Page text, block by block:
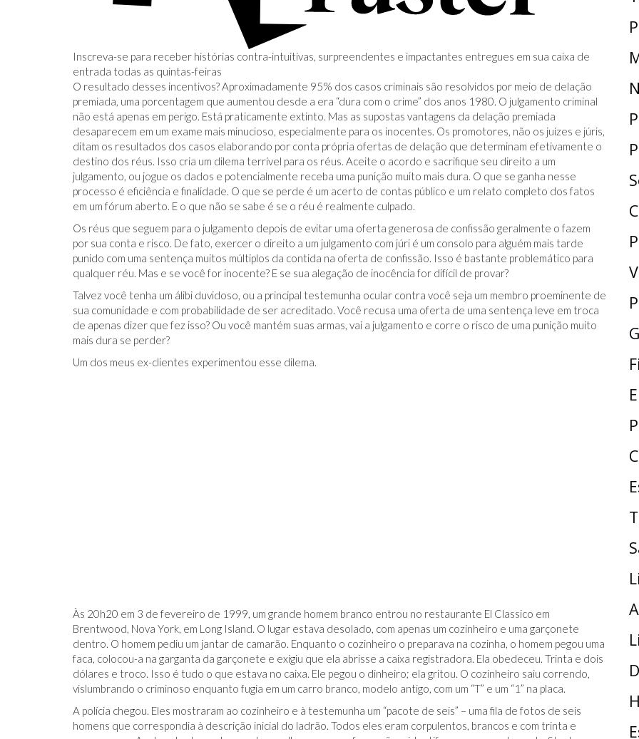
Inscreva-se para receber histórias contra-intuitivas, surpreendentes e impactantes entregues em sua caixa de
entrada todas as quintas-feiras
O resultado desses incentivos? Aproximadamente 95% dos casos criminais são resolvidos por meio de delação
premiada, uma porcentagem que aumentou desde a era “dura com o crime” dos anos 1980. O julgamento criminal
não está apenas em perigo. Está praticamente extinto. Mas as supostas vantagens da delação premiada
desaparecem em um exame mais minucioso, especialmente para os inocentes. Os promotores, não os juízes e júris,
ditam os resultados dos casos elaborando por conta própria ofertas de delação que determinam efetivamente o
destino dos réus. Isso cria um dilema terrível para os réus. Aceite o acordo e sacrifique seu direito a um
julgamento, ou jogue os dados e potencialmente receba uma punição muito mais dura. O que se ganha nesse
processo é eficiência e finalidade. O que se perde é um acerto de contas público e um relato completo dos fatos
em um fórum aberto. E o que não se sabe é se o réu é realmente culpado.
Os réus que seguem para o julgamento depois de evitar uma oferta generosa de confissão geralmente o fazem
por sua conta e risco. De fato, exercer o direito a um julgamento com júri é um consolo para alguém mais tarde
punido com uma sentença muitos múltiplos da contida na oferta de confissão. Isso é bastante problemático para
qualquer réu. Mas e se você for inocente? E se sua alegação de inocência for difícil de provar?
Talvez você tenha um álibi duvidoso, ou a principal testemunha ocular contra você seja um membro proeminente de
sua comunidade e com probabilidade de ser acreditado. Você recusa uma oferta de uma sentença leve em troca
de apenas dizer que fez isso? Ou você mantém suas armas, vai a julgamento e corre o risco de uma punição muito
mais dura se perder?
Um dos meus ex-clientes experimentou esse dilema.
Às 20h20 em 3 de fevereiro de 1999, um grande homem branco entrou no restaurante El Classico em
Brentwood, Nova York, em Long Island. O lugar estava desolado, com apenas um cozinheiro e uma garçonete
dentro. O homem pediu um jantar de camarão. Enquanto o cozinheiro o preparava na cozinha, o homem pegou uma
faca, colocou-a na garganta da garçonete e exigiu que ela abrisse a caixa registradora. Ela obedeceu. Trinta e dois
dólares e troco. Isso é tudo o que estava no caixa. Ele pegou o dinheiro; ela gritou. O cozinheiro saiu correndo,
vislumbrando o criminoso enquanto fugia em um carro branco, modelo antigo, com um “T” e um “1” na placa.
A polícia chegou. Eles mostraram ao cozinheiro e à testemunha um “pacote de seis” – uma fila de fotos de seis
homens que correspondia à descrição inicial do ladrão. Todos eles eram corpulentos, brancos e com trinta e